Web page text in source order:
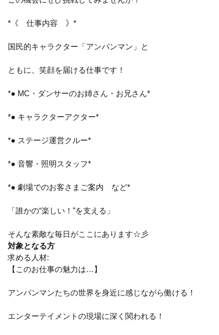
*《 仕事内容 》*
国民的キャラクター「アンパンマン」と
ともに、笑顔を届ける仕事です！
*● MC・ダンサーのお姉さん・お兄さん*
*● キャラクターアクター*
*● ステージ運営クルー*
*● 音響・照明スタッフ*
*● 劇場でのお客さまご案内 など*
「誰かの“楽しい！”を支える」
そんな素敵な毎日がここにあります☆彡
対象となる方
求める人材:
【このお仕事の魅力は…】
アンパンマンたちの世界を身近に感じながら働ける！
エンターテイメントの現場に深く関われる！